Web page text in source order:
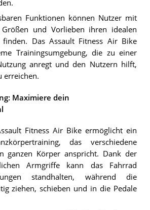
Funktionen können Nutzer mit
Größen und Vorlieben ihren idealen
Das Assault Fitness Air Bike
Trainingsumgebung, die zu einer
anregt und den Nutzern hilft,
erreichen.
Maximiere dein
Fitness Air Bike ermöglicht ein
das verschiedene
ganzen Körper anspricht. Dank der
Armgriffe kann das Fahrrad
standhalten, während die
ziehen, schieben und in die Pedale